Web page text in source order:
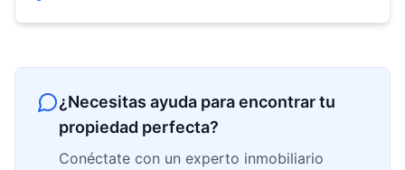
¿Necesitas ayuda para encontrar tu
propiedad perfecta?
Conéctate con un experto inmobiliario